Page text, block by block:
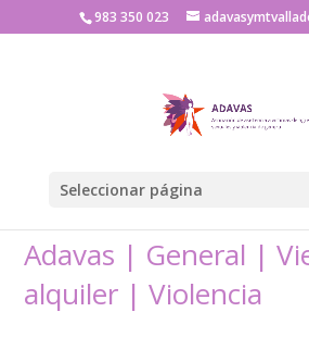
983 350 023
Seleccionar página
Adavas | General |
alquiler |Violencia